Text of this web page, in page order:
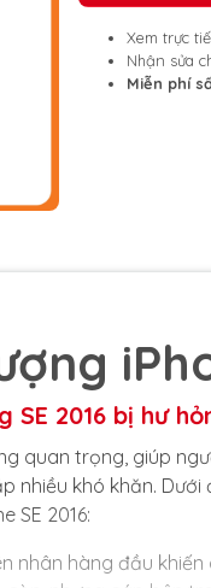
Xem trực
Nhận sửa
Miễn phí
SE 2016 bị hư
quan trọng, giúp
nhiều khó khăn.
SE 2016:
nhân hàng đầu